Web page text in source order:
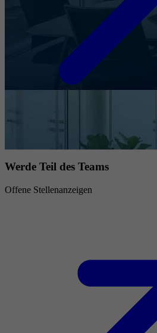
Werde Teil des Teams
Offene Stellenanzeigen